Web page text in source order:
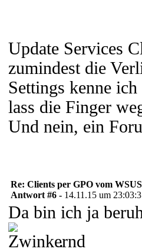
Update Services
zumindest die
Settings kenne
lass die Finger
Und nein, ein
Re: Clients per GPO vom
Antwort #6 - 14.11.15 um
Da bin ich ja
.